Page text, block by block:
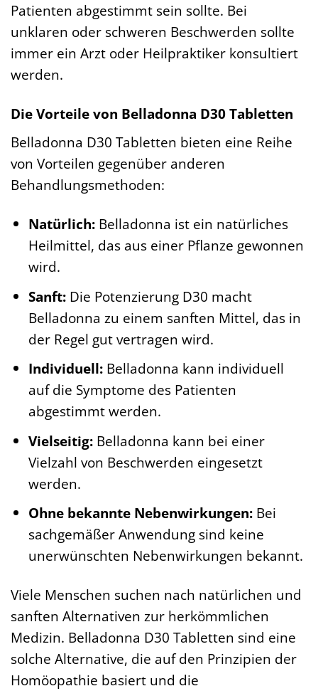
Patienten abgestimmt sein sollte. Bei
unklaren oder schweren Beschwerden sollte
immer ein Arzt oder Heilpraktiker konsultiert
werden.
Die Vorteile von Belladonna D30 Tabletten
Belladonna D30 Tabletten bieten eine Reihe
von Vorteilen gegenüber anderen
Behandlungsmethoden:
Natürlich:Belladonna ist ein natürliches
Heilmittel, das aus einer Pflanze gewonnen
wird.
Sanft:Die Potenzierung D30 macht
Belladonna zu einem sanften Mittel, das in
der Regel gut vertragen wird.
Individuell:Belladonna kann individuell
auf die Symptome des Patienten
abgestimmt werden.
Vielseitig:Belladonna kann bei einer
Vielzahl von Beschwerden eingesetzt
werden.
Ohne bekannte Nebenwirkungen:Bei
sachgemäßer Anwendung sind keine
unerwünschten Nebenwirkungen bekannt.
Viele Menschen suchen nach natürlichen und
sanften Alternativen zur herkömmlichen
Medizin. Belladonna D30 Tabletten sind eine
solche Alternative, die auf den Prinzipien der
Homöopathie basiert und die